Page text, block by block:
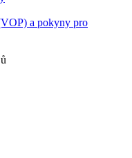
a pokyny pro